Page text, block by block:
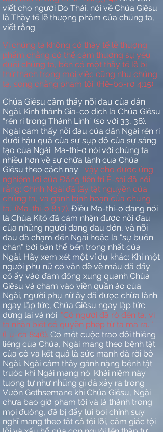
viết cho người Do Thái, nói về Chúa Giêsu
là Thầy tế lễ thượng phẩm của chúng ta,
viết rằng:
Vì chúng ta không có thầy tế lễ thượng
phẩm chẳng có thể cảm thương sự yếu
đuối chúng ta, bèn có một thầy tế lễ bị
thử thách trong mọi việc cũng như chúng
ta, song chẳng phạm tội. (Hê-bơ-rơ 4:15).
Chúa Giêsu cảm thấy nỗi đau của dân
Ngài. Kinh thánh Gia-cơ dịch là Chúa Giêsu
“rên rỉ trong Thánh Linh” (so với 33, 38).
Ngài cảm thấy nỗi đau của dân Ngài rên rỉ
dưới hậu quả của sự sụp đổ của sự sáng
tạo của Ngài. Ma-thi-ơ nói với chúng ta
nhiều hơn về sự chữa lành của Chúa
Giêsu theo cách này: “vậy cho được ứng
nghiệm lời của Đấng tiên tri Ê-sai đã nói
rằng: Chính Ngài đã lấy tật nguyền của
chúng ta, và gánh bịnh hoạn của chúng
ta.” (Ma-thi-ơ 8:17). Điều Ma-thi-ơ đang nói
là Chúa Kitô đã cảm nhận được nỗi đau
của những người đang đau đớn, và nỗi
đau đã chạm đến Ngài hoặc là "sự buồn
chán" bởi bản thể bên trong nhất của
Ngài. Hãy xem xét một ví dụ khác: Khi một
người phụ nữ có vấn đề về máu đã đẩy
cô ấy vào đám đông xung quanh Chúa
Giêsu và chạm vào viền quần áo của
Ngài, người phụ nữ ấy đã được chữa lành
ngay lập tức, Chúa Giêsu ngay lập tức
dừng lại và nói: "Có người đã rờ đến ta, vì
ta nhận biết có quyền phép từ ta mà ra. "
(Lu-ca 8:46). Có một cuộc trao đổi thiêng
liêng của Chúa, Ngài mang theo bệnh tật
của cô và kết quả là sức mạnh đã rời bỏ
Ngài. Ngài cảm thấy gánh nặng bệnh tật
trước khi Ngài mang nó. Khái niệm này
tương tự như những gì đã xảy ra trong
Vườn Gethsemane khi Chúa Giêsu, Ngài
chưa bao giờ phạm tội và là thánh trong
mọi đường, đã bị đẩy lùi bởi chính suy
nghĩ mang theo tất cả tội lỗi, cảm giác tội